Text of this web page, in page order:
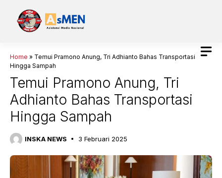
Home » Temui Pramono Anung, Tri Adhianto Bahas Transportasi
Hingga Sampah
Temui Pramono Anung, Tri
Adhianto Bahas Transportasi
Hingga Sampah
INSKA NEWS 3 Februari 2025